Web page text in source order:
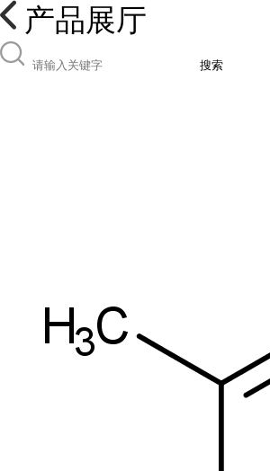
产品展厅
搜索